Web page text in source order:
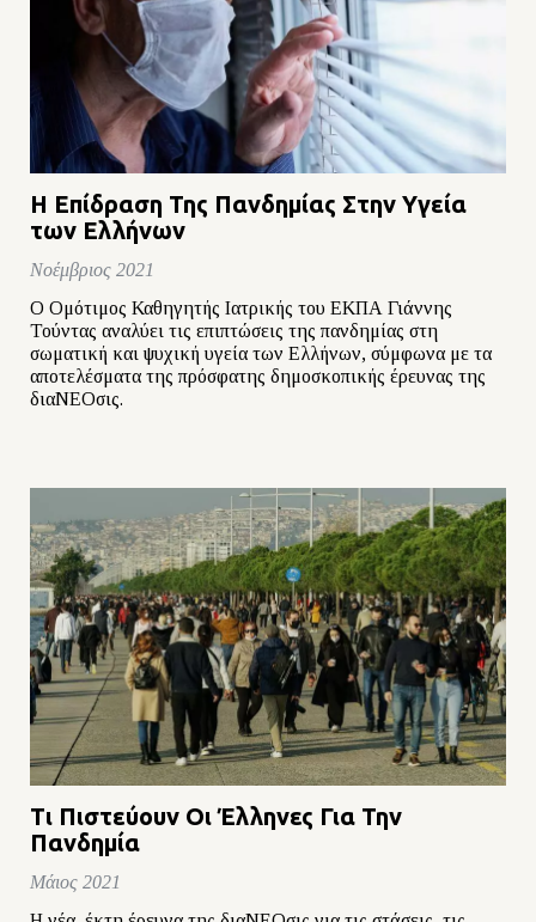
Η Επίδραση Της Πανδημίας Στην Υγεία
των Ελλήνων
Νοέμβριος 2021
Ο Ομότιμος Καθηγητής Ιατρικής του ΕΚΠΑ Γιάννης
Τούντας αναλύει τις επιπτώσεις της πανδημίας στη
σωματική και ψυχική υγεία των Ελλήνων, σύμφωνα με τα
αποτελέσματα της πρόσφατης δημοσκοπικής έρευνας της
διαΝΕΟσις.
Τι Πιστεύουν Οι Έλληνες Για Την
Πανδημία
Μάιος 2021